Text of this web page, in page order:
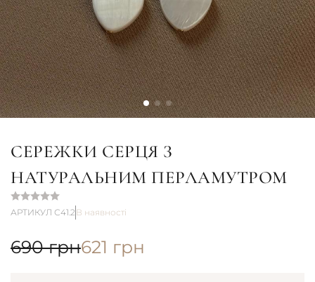
СЕРЕЖКИ СЕРЦЯ З
НАТУРАЛЬНИМ ПЕРЛАМУТРОМ
АРТИКУЛ С41.2 В наявності
690грн621 грн